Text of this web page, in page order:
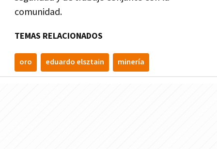
comunidad.
TEMAS RELACIONADOS
oro eduardo elsztain minería